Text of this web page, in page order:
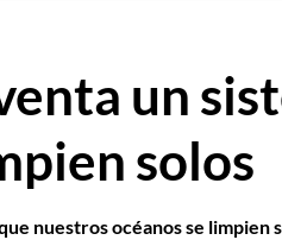
un
solos
nuestros océanos se limpien